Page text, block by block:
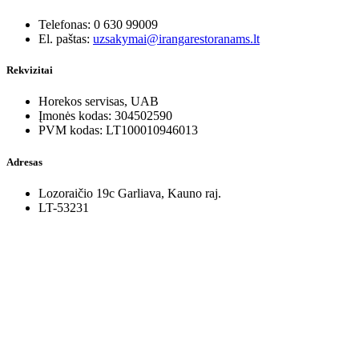
Telefonas: 0 630 99009
El. paštas: uzsakymai@irangarestoranams.lt
Rekvizitai
Horekos servisas, UAB
Įmonės kodas: 304502590
PVM kodas: LT100010946013
Adresas
Lozoraičio 19c Garliava, Kauno raj.
LT-53231